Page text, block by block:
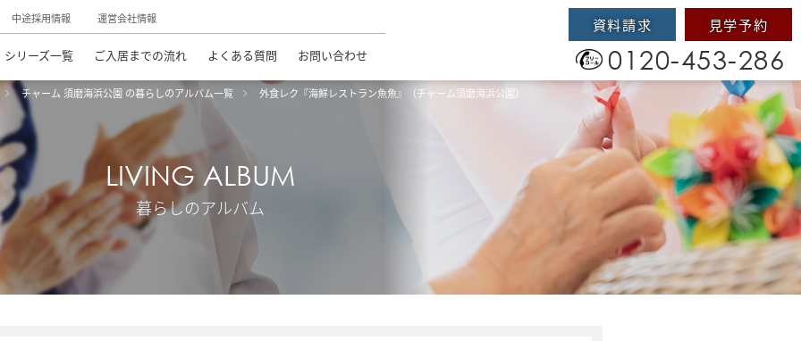
中途採用情報 運営会社情報
シリーズ一覧 ご入居までの流れ よくある質問 お問い合わせ
資料請求 見学予約
0120-453-286
チャーム 須磨海浜公園 の暮らしのアルバム一覧 外食レク『海鮮レストラン魚魚』（チャーム須磨海浜公園）
LIVING ALBUM
暮らしのアルバム